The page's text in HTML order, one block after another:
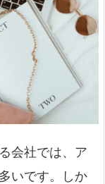
会社では、ア
いです。しか